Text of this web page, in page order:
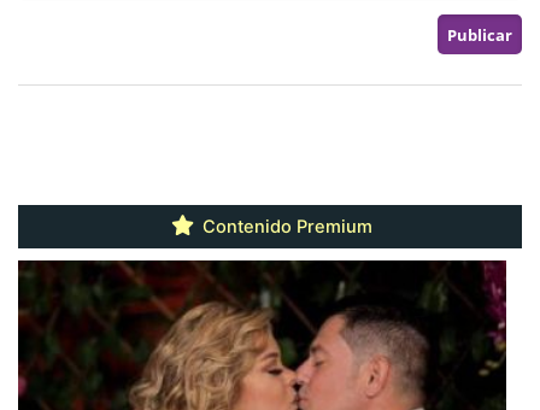
Contenido Premium